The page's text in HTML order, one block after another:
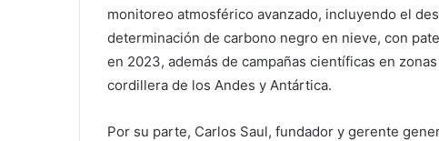
monitoreo atmosférico avanzado, incluyendo el
determinación de carbono negro en nieve, con
en 2023, además de campañas científicas en
cordillera de los Andes y Antártica.
Por su parte, Carlos Saul, fundador y gerente